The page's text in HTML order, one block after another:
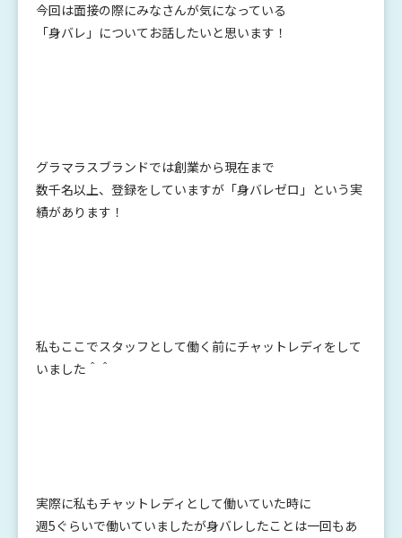
今回は面接の際にみなさんが気になっている
「身バレ」についてお話したいと思います！
グラマラスブランドでは創業から現在まで
数千名以上、登録をしていますが「身バレゼロ」という実
績があります！
私もここでスタッフとして働く前にチャットレディをして
いました＾＾
実際に私もチャットレディとして働いていた時に
週5ぐらいで働いていましたが身バレしたことは一回もあ